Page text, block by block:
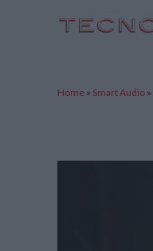
Home » Smart Audio »